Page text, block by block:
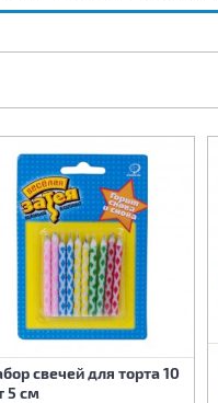
свечей для торта 10
5 см